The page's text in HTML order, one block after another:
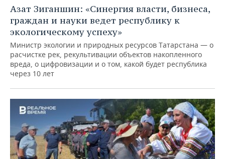
Азат Зиганшин: «Синергия власти, бизнеса,
граждан и науки ведет республику к
экологическому успеху»
Министр экологии и природных ресурсов Татарстана — о
расчистке рек, рекультивации объектов накопленного
вреда, о цифровизации и о том, какой будет республика
через 10 лет